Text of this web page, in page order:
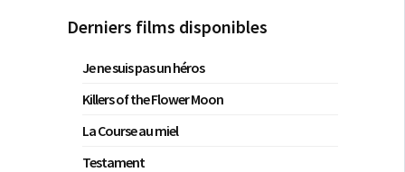
Derniers films disponibles
Je ne suis pas un héros
Killers of the Flower Moon
La Course au miel
Testament